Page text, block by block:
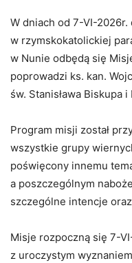
W dniach od 7-VI-2026r.
w rzymskokatolickiej
w Nunie odbędą się
poprowadzi ks. kan.
św. Stanisława Biskupa
Program misji został
wszystkie grupy
poświęcony innemu
a poszczególnym
szczególne intencje oraz
Misje rozpoczną się 7-
z uroczystym